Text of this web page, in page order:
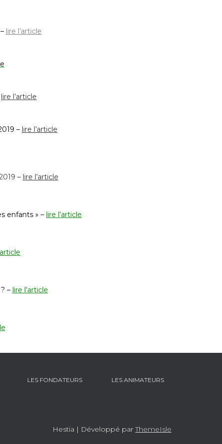
lire l’article
lire l’article
– lire l’article
– lire l’article
enfants » – lire l’article
– lire l’article
LES FONDATEURS LES ANIMATEURS
Hestia | Développé parThemeIsle